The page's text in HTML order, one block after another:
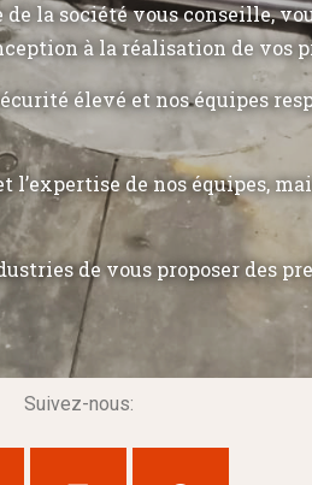
la société vous conseille,
à la réalisation de vos
élevé et nos équipes
l’expertise de nos équipes,
de vous proposer des
Suivez-nous: